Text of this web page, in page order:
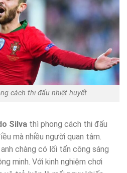
cách thi đấu nhiệt huyết
Silva thì phong cách thi đấu
mà nhiều người quan tâm.
chàng có lối tấn công sáng
minh. Với kinh nghiệm chơi